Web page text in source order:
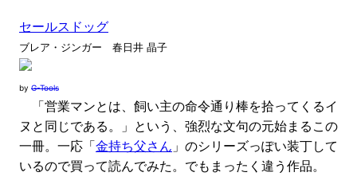
セールスドッグ
ブレア・ジンガー 春日井 晶子
by G-Tools
「営業マンとは、飼い主の命令通り棒を拾ってくるイ
ヌと同じである。」という、強烈な文句の元始まるこの
一冊。一応「金持ち父さん 」のシリーズっぽい装丁して
いるので買って読んでみた。でもまったく違う作品。